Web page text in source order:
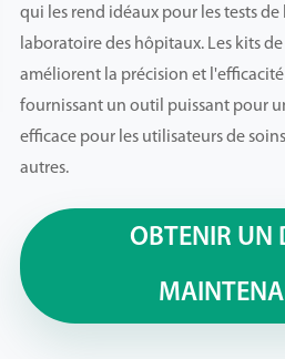
qui les rend idéaux pour les tests
laboratoire des hôpitaux. Les kits
améliorent la précision et
fournissant un outil puissant pour
efficace pour les utilisateurs de
autres.
OBTENIR UN